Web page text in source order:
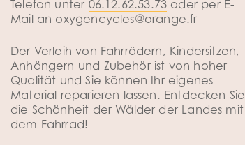
Telefon unter 06.12.62.53.73 oder per E-
Mail an oxygencycles@orange.fr
Der Verleih von Fahrrädern, Kindersitzen,
Anhängern und Zubehör ist von hoher
Qualität und Sie können Ihr eigenes
Material reparieren lassen. Entdecken Sie
die Schönheit der Wälder der Landes mit
dem Fahrrad!